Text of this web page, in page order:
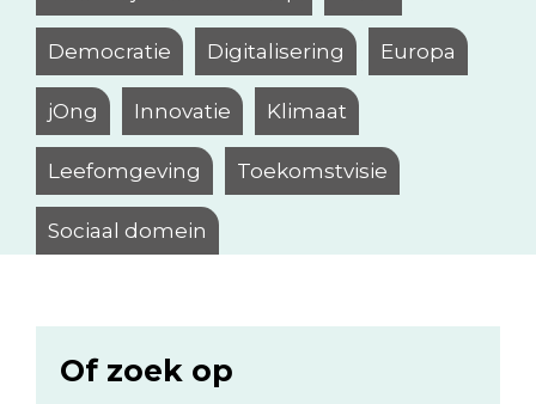
Democratie Digitalisering Europa
jOng Innovatie Klimaat
Leefomgeving Toekomstvisie
Sociaal domein
Of zoek op